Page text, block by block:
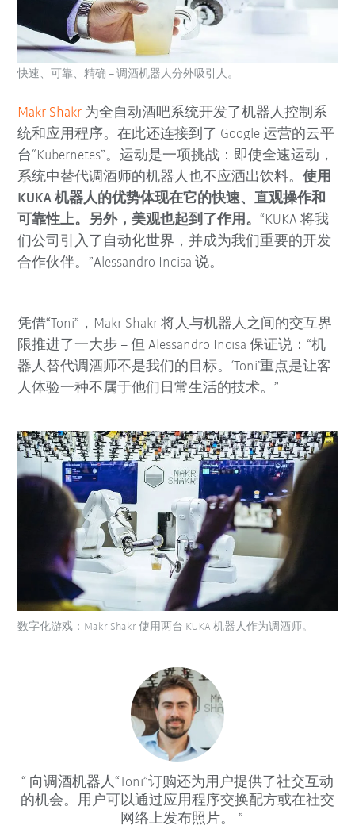
Makr Shakr 为全自动酒吧系统开发了机器人控制系
统和应用程序。在此还连接到了 Google 运营的云平
台“Kubernetes”。运动是一项挑战：即使全速运动，
系统中替代调酒师的机器人也不应洒出饮料。使用
KUKA 机器人的优势体现在它的快速、直观操作和
可靠性上。另外，美观也起到了作用。“KUKA 将我
们公司引入了自动化世界，并成为我们重要的开发
合作伙伴。”Alessandro Incisa 说。
快速、可靠、精确 – 调酒机器人分外吸引人。
凭借“Toni”，Makr Shakr 将人与机器人之间的交互界
限推进了一大步 – 但 Alessandro Incisa 保证说：“机
器人替代调酒师不是我们的目标。‘Toni’重点是让客
人体验一种不属于他们日常生活的技术。”
数字化游戏：Makr Shakr 使用两台 KUKA 机器人作为调酒师。
向调酒机器人“Toni”订购还为用户提供了社交互动
的机会。用户可以通过应用程序交换配方或在社交
网络上发布照片。